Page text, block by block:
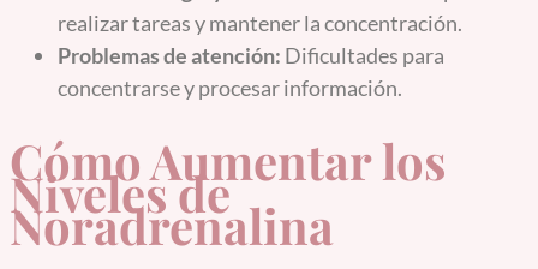
realizar tareas y mantener la concentración.
Problemas de atención: Dificultades para
concentrarse y procesar información.
Cómo Aumentar los
Niveles de
Noradrenalina